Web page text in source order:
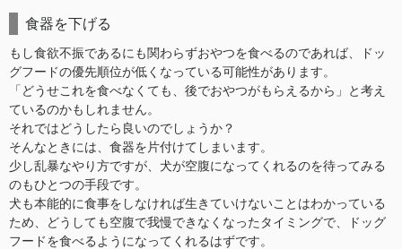
食器を下げる
もし食欲不振であるにも関わらずおやつを食べるのであれば、ドッ
グフードの優先順位が低くなっている可能性があります。
「どうせこれを食べなくても、後でおやつがもらえるから」と考え
ているのかもしれません。
それではどうしたら良いのでしょうか？
そんなときには、食器を片付けてしまいます。
少し乱暴なやり方ですが、犬が空腹になってくれるのを待ってみる
のもひとつの手段です。
犬も本能的に食事をしなければ生きていけないことはわかっている
ため、どうしても空腹で我慢できなくなったタイミングで、ドッグ
フードを食べるようになってくれるはずです。